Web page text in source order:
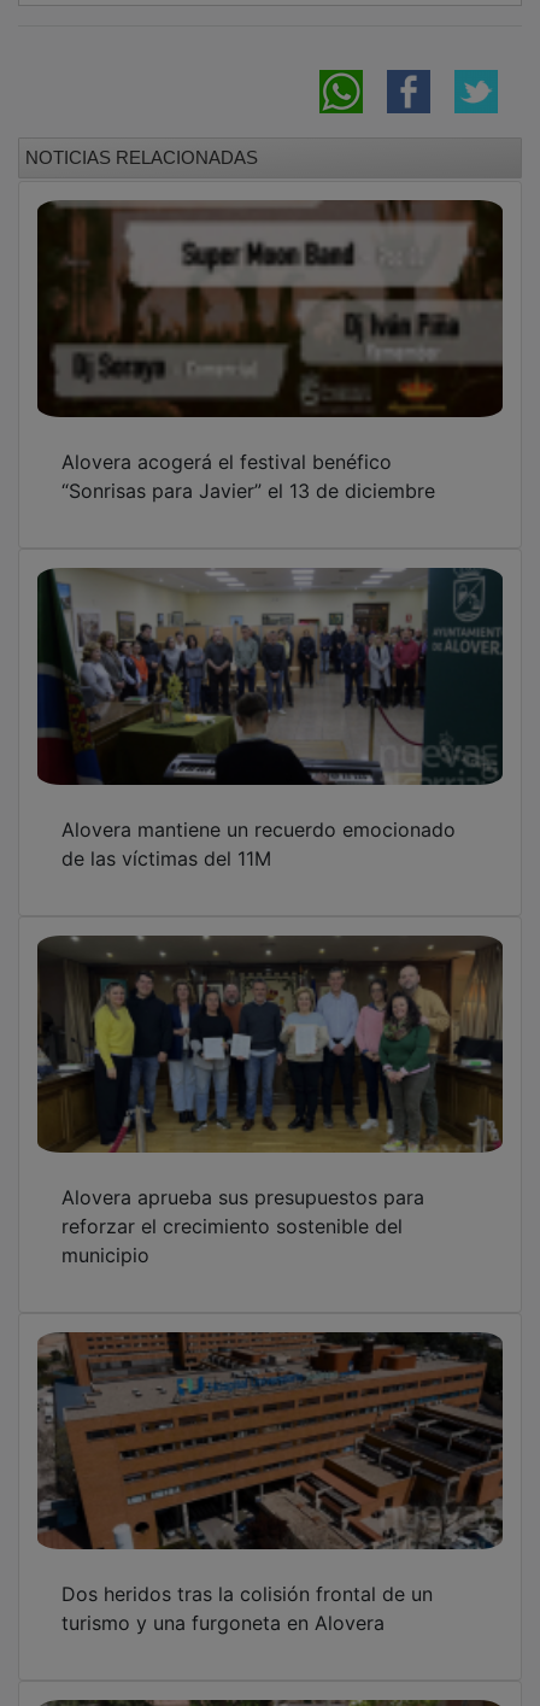
“Sonrisas para Javier” el 13 de diciembre
de las víctimas del 11M
reforzar el crecimiento sostenible del
municipio
turismo y una furgoneta en Alovera